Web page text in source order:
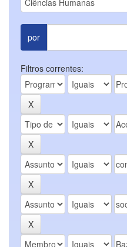
por
Filtros correntes: